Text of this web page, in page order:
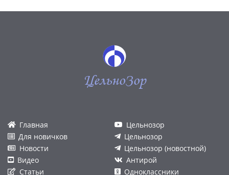
ЦельноЗор
Главная
Для новичков
Новости
Видео
Статьи
Цельнозор
Цельнозор
Цельнозор (новостной)
Антирой
Одноклассники